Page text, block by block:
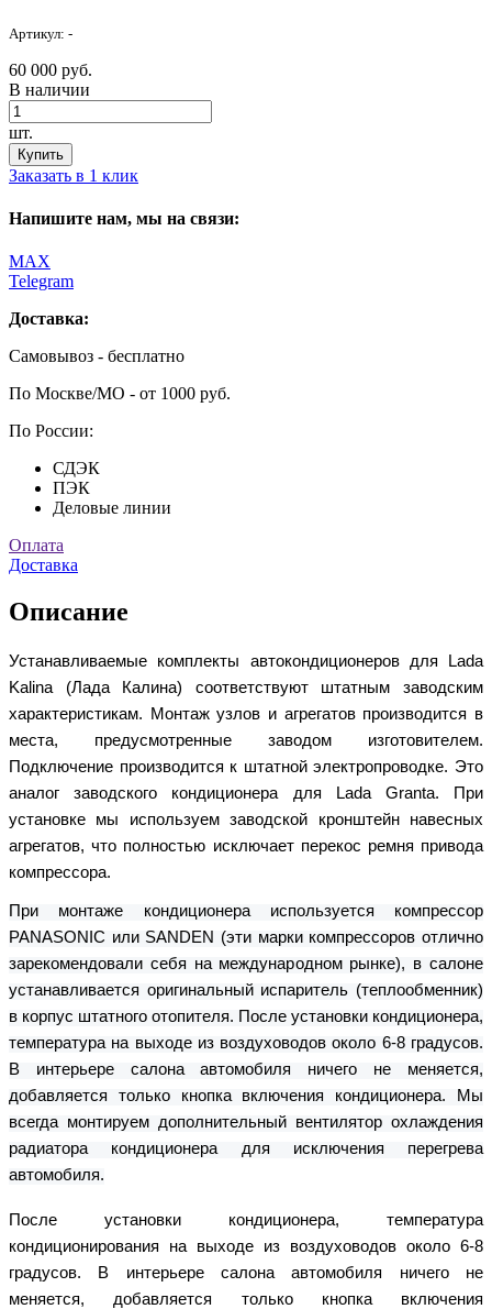
Артикул: -
60 000 руб.
В наличии
шт.
Купить
Заказать в 1 клик
Напишите нам, мы на связи:
MAX
Telegram
Доставка:
Самовывоз - бесплатно
По Москве/МО - от 1000 руб.
По России:
СДЭК
ПЭК
Деловые линии
Оплата
Доставка
Описание
Устанавливаемые комплекты автокондиционеров для Lada
Kalina (Лада Калина) соответствуют штатным заводским
характеристикам. Монтаж узлов и агрегатов производится в
места, предусмотренные заводом изготовителем.
Подключение производится к штатной электропроводке. Это
аналог заводского кондиционера для Lada Granta. При
установке мы используем заводской кронштейн навесных
агрегатов, что полностью исключает перекос ремня привода
компрессора.
При монтаже кондиционера используется компрессор
PANASONIC или SANDEN (эти марки компрессоров отлично
зарекомендовали себя на международном рынке), в салоне
устанавливается оригинальный испаритель (теплообменник)
в корпус штатного отопителя. После установки кондиционера,
температура на выходе из воздуховодов около 6-8 градусов.
В интерьере салона автомобиля ничего не меняется,
добавляется только кнопка включения кондиционера. Мы
всегда монтируем дополнительный вентилятор охлаждения
радиатора кондиционера для исключения перегрева
автомобиля.
После установки кондиционера, температура
кондиционирования на выходе из воздуховодов около 6-8
градусов. В интерьере салона автомобиля ничего не
меняется, добавляется только кнопка включения